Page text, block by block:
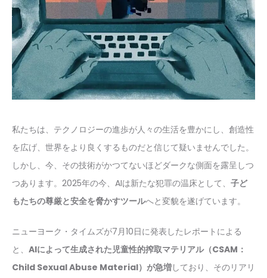
私たちは、テクノロジーの進歩が人々の生活を豊かにし、創造性
を広げ、世界をより良くするものだと信じて疑いませんでした。
しかし、今、その技術がかつてないほどダークな側面を露呈しつ
つあります。2025年の今、AIは新たな犯罪の温床として、 子ど
もたちの尊厳と安全を脅かすツールへと変貌を遂げています。
ニューヨーク・タイムズが7月10日に発表したレポートによる
と、 AIによって生成された児童性的搾取マテリアル（CSAM：
Child Sexual Abuse Material）が急増しており、そのリアリ